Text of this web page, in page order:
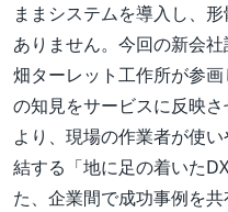
ままシステムを導入し、
ありません。今回の新会
畑ターレット工作所が参
の知見をサービスに反映
より、現場の作業者が使
結する「地に足の着いた
た、企業間で成功事例を